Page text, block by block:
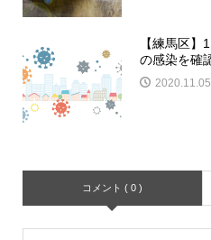
【練馬区
の感染を確
2020.11.05
コメント ( 0 )